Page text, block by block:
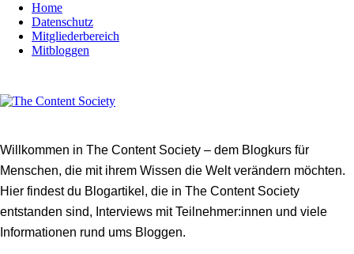
Home
Datenschutz
Mitgliederbereich
Mitbloggen
Willkommen in The Content Society – dem Blogkurs für
Menschen, die mit ihrem Wissen die Welt verändern möchten.
Hier findest du Blogartikel, die in The Content Society
entstanden sind, Interviews mit Teilnehmer:innen und viele
Informationen rund ums Bloggen.